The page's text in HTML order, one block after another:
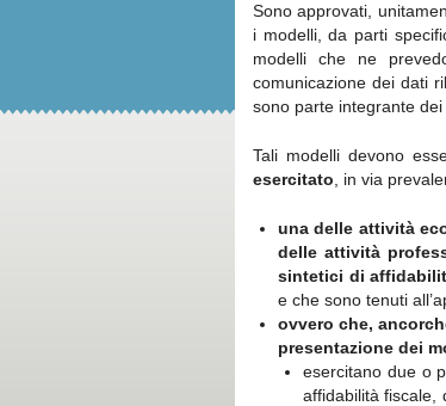
Sono approvati,
i modelli, da parti
modelli che ne
comunicazione dei dati
sono parte integrante
Tali modelli devono
esercitato , in via
una delle attività
delle attività
sintetici di
e che sono tenuti
ovvero che,
presentazione dei
esercitano due o
affidabilità fiscale,